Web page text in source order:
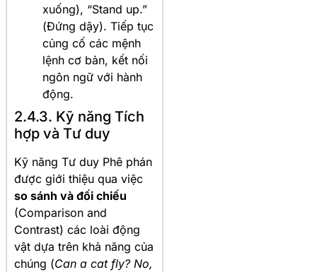
xuống), “Stand up.”
(Đứng dậy). Tiếp tục
củng cố các mệnh
lệnh cơ bản, kết nối
ngôn ngữ với hành
động.
2.4.3. Kỹ năng Tích
hợp và Tư duy
Kỹ năng Tư duy Phê phán
được giới thiệu qua việc
so sánh và đối chiếu
(Comparison and
Contrast) các loài động
vật dựa trên khả năng của
chúng (Can a cat fly? No,